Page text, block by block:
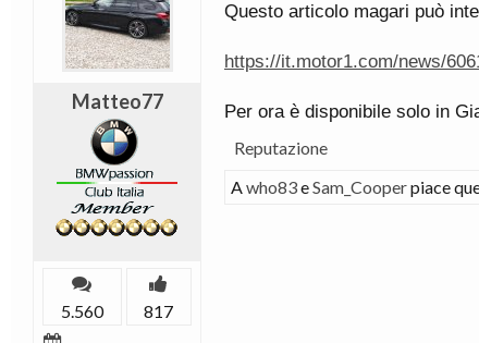
Matteo77
5.560 817
Questo articolo magari può
https://it.motor1.com/news/
Per ora è disponibile solo in
Reputazione
Awho83eSam_Cooperpiace